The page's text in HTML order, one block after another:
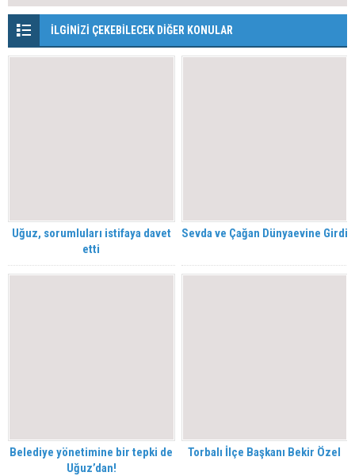
İLGİNİZİ ÇEKEBİLECEK DİĞER KONULAR
Uğuz, sorumluları istifaya davet
etti
Sevda ve Çağan Dünyaevine Girdi
Belediye yönetimine bir tepki de
Uğuz’dan!
Torbalı İlçe Başkanı Bekir Özel